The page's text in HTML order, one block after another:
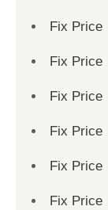
Fix Price
Fix Price
Fix Price
Fix Price
Fix Price
Fix Price